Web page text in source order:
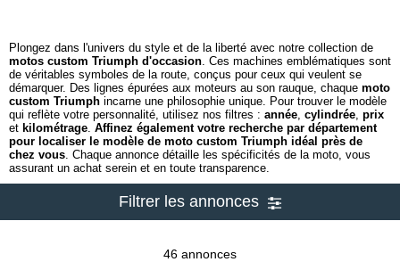
Plongez dans l'univers du style et de la liberté avec notre collection de
motos custom Triumph d'occasion. Ces machines emblématiques sont
de véritables symboles de la route, conçus pour ceux qui veulent se
démarquer. Des lignes épurées aux moteurs au son rauque, chaque moto
custom Triumph incarne une philosophie unique. Pour trouver le modèle
qui reflète votre personnalité, utilisez nos filtres : année, cylindrée, prix
et kilométrage. Affinez également votre recherche par département
pour localiser le modèle de moto custom Triumph idéal près de
chez vous. Chaque annonce détaille les spécificités de la moto, vous
assurant un achat serein et en toute transparence.
Filtrer les annonces
46 annonces